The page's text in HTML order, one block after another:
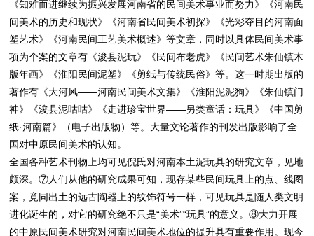
《知难而进继续为振兴发展河南省的民间美术事业而努力》《河南民
间美术的历史和现状》《河南省民间美术初探》《光彩夺目的河南面
塑艺术》《河南民间工艺美术概述》等文章，同时以具体民间美术事
项为个案的文章有《浚县泥玩》《民间布老虎》《民间艺术朱仙镇木
版年画》《淮阳民间泥塑》《剪纸与传统民俗》等。这一时期出版的
著作有《大河风——河南民间美术文集》《淮阳泥泥狗》《朱仙镇门
神》《浚县泥咕咕》《走进珍宝世界——另类童话：玩具》《中国剪
纸·河南篇》（电子出版物）等。大量文论著作的刊发出版影响了全
国对中原民间美术的认知。
全国各种艺术刊物上均可见倪氏对河南本土泥玩具的研究文章，见地
颇深。⑦人们从他的研究成果可知，现存某些民间玩具上的点、线图
案，竟同出土的远古陶器上的纹饰符号一样，可见玩具是随人类文明
进化诞生的，对它的研究绝不只是“美术”“玩具”的意义。⑧大力开展
的中原民间美术研究对河南民间美术地位的提升具有重要作用。现今